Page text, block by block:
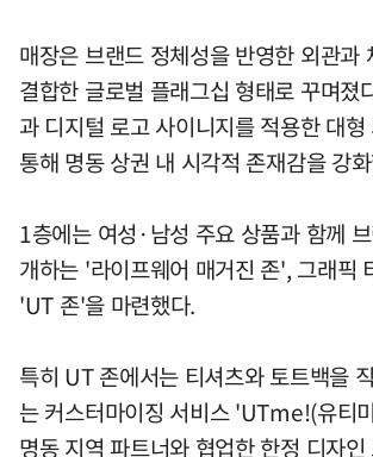
매장은 브랜드 정체성을 반영한 외관과
결합한 글로벌 플래그십 형태로 꾸며졌
과 디지털 로고 사이니지를 적용한 대
통해 명동 상권 내 시각적 존재감을 강
1층에는 여성·남성 주요 상품과 함께
개하는 '라이프웨어 매거진 존', 그래픽
'UT 존'을 마련했다.
특히 UT 존에서는 티셔츠와 토트백을
는 커스터마이징 서비스 'UTme!(유티
명동 지역 파트너와 협업한 한정 디자